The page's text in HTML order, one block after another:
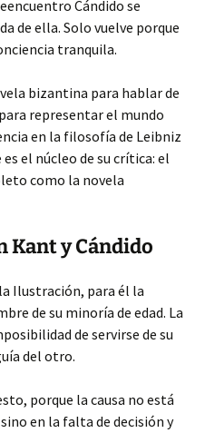
Cándido se
de ella. Solo vuelve porque
tranquila.
bizantina para hablar de
representar el mundo
en la filosofía de Leibniz
el núcleo de su crítica: el
como la novela
Kant y Cándido
Ilustración, para él la
de su minoría de edad. La
de servirse de su
del otro.
porque la causa no está
en la falta de decisión y